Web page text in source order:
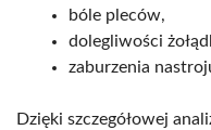
bóle pleców,
dolegliwości
zaburzenia
Dzięki szczegółowej